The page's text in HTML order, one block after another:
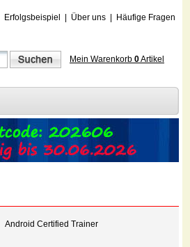
Erfolgsbeispiel Über uns Häufige Fragen
Mein Warenkorb 0Artikel
Android Certified Trainer